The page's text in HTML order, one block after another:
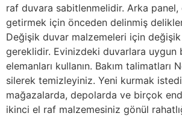
raf duvara sabitlenmelidir. Arka
getirmek için önceden delinmiş
Değişik duvar malzemeleri için
gereklidir. Evinizdeki duvarlara uygun
elemanları kullanın. Bakım talimatları
silerek temizleyiniz. Yeni kurmak
mağazalarda, depolarda ve birçok
ikinci el raf malzemesiniz gönül